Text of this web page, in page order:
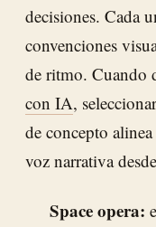
decisiones. Cada
convenciones
de ritmo. Cuando
con IA,
de concepto
voz narrativa
Space opera: